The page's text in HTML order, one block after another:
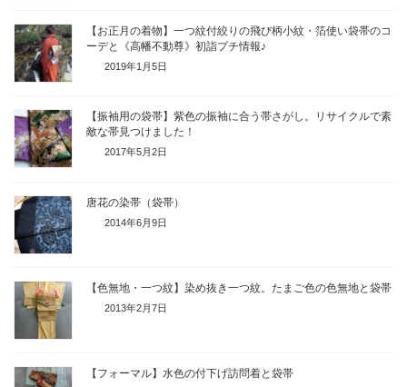
【お正月の着物】一つ紋付絞りの飛び柄小紋・箔使い袋帯のコ
ーデと《高幡不動尊》初詣プチ情報♪
2019年1月5日
【振袖用の袋帯】紫色の振袖に合う帯さがし。リサイクルで素
敵な帯見つけました！
2017年5月2日
唐花の染帯（袋帯）
2014年6月9日
【色無地・一つ紋】染め抜き一つ紋。たまご色の色無地と袋帯
2013年2月7日
【フォーマル】水色の付下げ訪問着と袋帯